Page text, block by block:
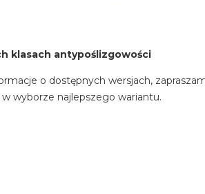
klasach antypoślizgowości
o dostępnych wersjach,
wyborze najlepszego wariantu.